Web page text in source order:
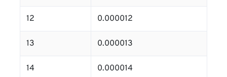
12 0.000012
13 0.000013
14 0.000014